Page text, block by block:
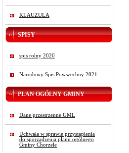
KLAUZULA
SPISY
spis rolny 2020
Narodowy Spis Powszechny 2021
PLAN OGÓLNY GMINY
Dane przestrzenne GML
Uchwała w sprawie przystąpienia
do sporządzenia planu ogólnego
Gminy Chorzele